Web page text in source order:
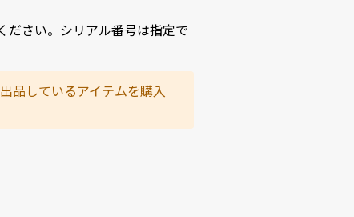
ださい。シリアル番号は指定で
品しているアイテムを購入